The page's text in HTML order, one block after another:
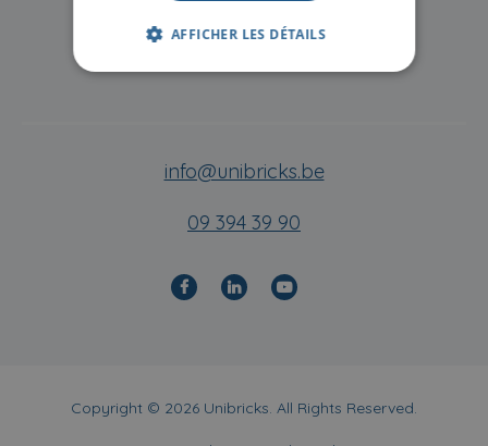
Contact
info@unibricks.be
09 394 39 90
Copyright © 2026 Unibricks. All Rights Reserved.
AFFICHER LES DÉTAILS